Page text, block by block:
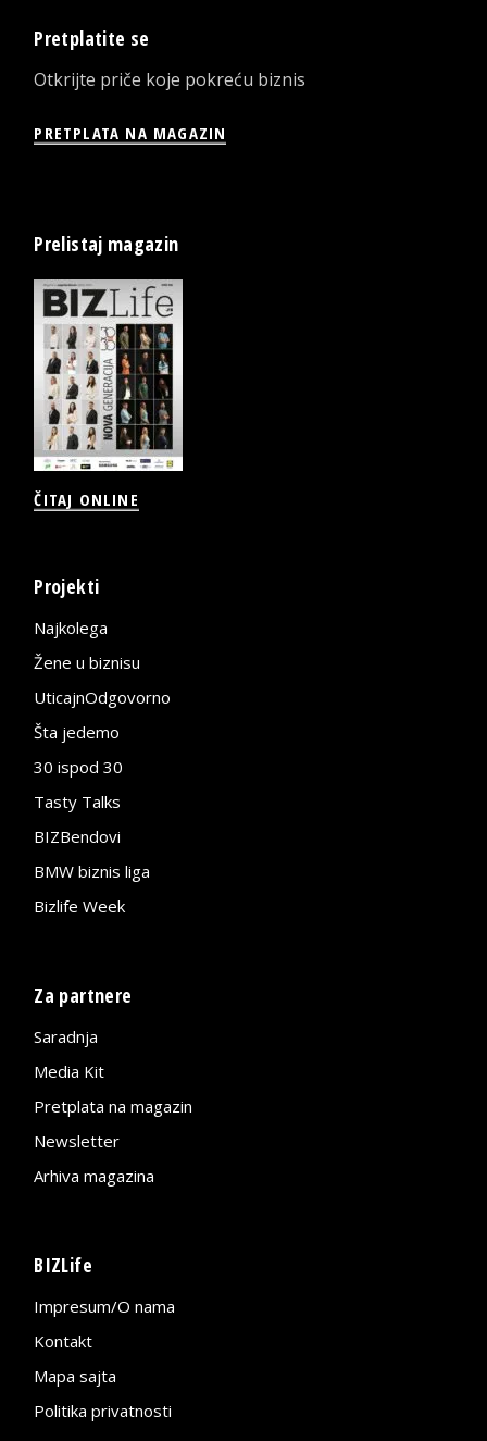
Pretplatite se
Otkrijte priče koje pokreću biznis
PRETPLATA NA MAGAZIN
Prelistaj magazin
ČITAJ ONLINE
Projekti
Najkolega
Žene u biznisu
UticajnOdgovorno
Šta jedemo
30 ispod 30
Tasty Talks
BIZBendovi
BMW biznis liga
Bizlife Week
Za partnere
Saradnja
Media Kit
Pretplata na magazin
Newsletter
Arhiva magazina
BIZLife
Impresum/O nama
Kontakt
Mapa sajta
Politika privatnosti